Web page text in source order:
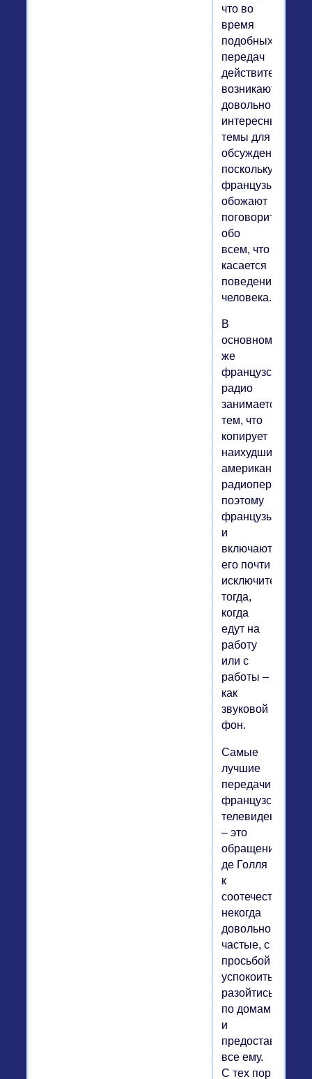
что во
время
подобных
передач
действительно
возникают
довольно
интересные
темы для
обсуждения,
поскольку
французы
обожают
поговорить
обо
всем, что
касается
поведения
человека.
В
основном
же
французское
радио
занимается
тем, что
копирует
наихудшие
американские
радиопередачи,
поэтому
французы
и
включают
его почти
исключительно
тогда,
когда
едут на
работу
или с
работы –
как
звуковой
фон.
Самые
лучшие
передачи
французского
телевидения
– это
обращения
де Голля
к
некогда
довольно
частые, с
просьбой
успокоиться,
разойтись
по домам
и
предоставить
все ему.
С тех пор